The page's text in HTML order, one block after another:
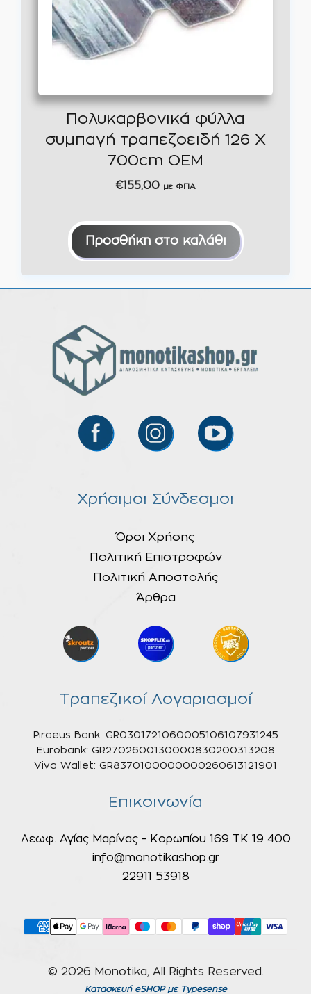
Πολυκαρβονικά φύλλα
συμπαγή τραπεζοειδή 126 Χ
700cm OEM
€155,00 με ΦΠΑ
Προσθήκη στο καλάθι
Χρήσιμοι Σύνδεσμοι
Όροι Χρήσης
Πολιτική Επιστροφών
Πολιτική Αποστολής
Άρθρα
Τραπεζικοί Λογαριασμοί
Piraeus Bank: GR0301721060005106107931245
Eurobank: GR2702600130000830200313208
Viva Wallet: GR8370100000000260613121901
Επικοινωνία
Λεωφ. Αγίας Μαρίνας - Κορωπίου 169 ΤΚ 19 400
info@monotikashop.gr
22911 53918
© 2026 Monotika, All Rights Reserved.
Κατασκευή eSHOPμε Typesense